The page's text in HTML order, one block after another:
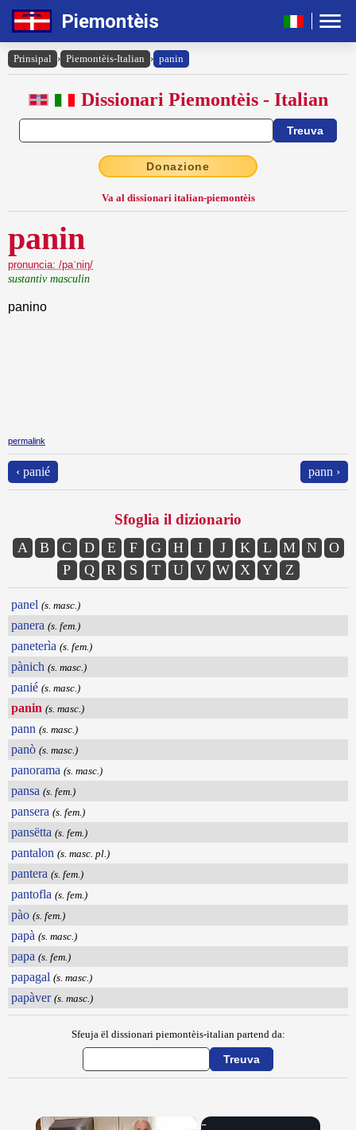
Piemontèis
Prinsipal › Piemontèis-Italian › panin
Dissionari Piemontèis - Italian
Donazione
Va al dissionari italian-piemontèis
panin
pronuncia: /paˈniŋ/
sustantiv masculin
panino
permalink
‹ panié pann ›
Sfoglia il dizionario
A B C D E F G H I J K L M N
O
P
Q R S T U V W X Y Z
panel (s. masc.)
panera (s. fem.)
paneterìa (s. fem.)
pànich (s. masc.)
panié (s. masc.)
panin (s. masc.)
pann (s. masc.)
panò (s. masc.)
panorama (s. masc.)
pansa (s. fem.)
pansera (s. fem.)
pansëtta (s. fem.)
pantalon (s. masc. pl.)
pantera (s. fem.)
pantofla (s. fem.)
pào (s. fem.)
papà (s. masc.)
papa (s. fem.)
papagal (s. masc.)
papàver (s. masc.)
Sfeuja ël dissionari piemontèis-italian partend da: